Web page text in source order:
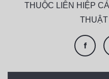
THUỘC LIÊN HIỆP
THUẬT